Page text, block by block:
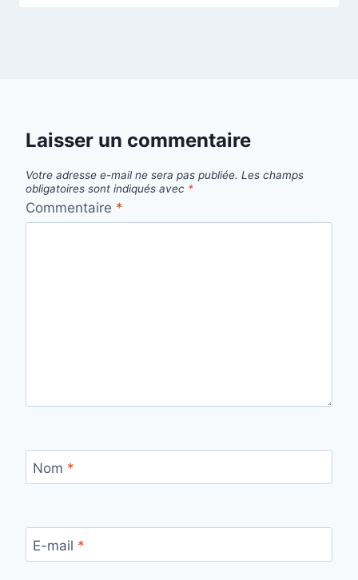
Laisser un commentaire
Votre adresse e-mail ne sera pas publiée. Les champs
obligatoires sont indiqués avec *
Commentaire *
Nom *
E-mail *